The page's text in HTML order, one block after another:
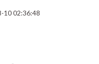
10 02:36:48